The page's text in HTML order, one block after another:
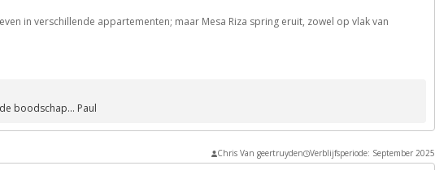
we nog een tijdje kunnen van nagenieten. Éen ding is zeker, wij komen nog terug.
in verschillende appartementen; maar Mesa Riza spring eruit, zowel op vlak van
boodschap... Paul
Chris Van geertruyden Verblijfsperiode: September 2025